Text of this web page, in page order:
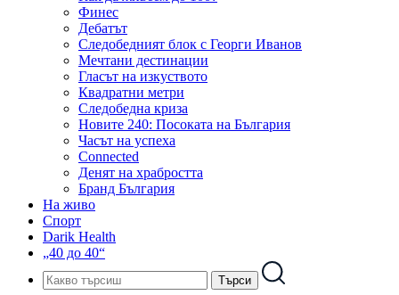
Финес
Дебатът
Следобедният блок с Георги Иванов
Мечтани дестинации
Гласът на изкуството
Квадратни метри
Следобедна криза
Новите 240: Посоката на България
Часът на успеха
Connected
Денят на храбростта
Бранд България
На живо
Спорт
Darik Health
„40 до 40“